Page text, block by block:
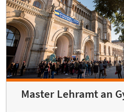
Master Lehramt an